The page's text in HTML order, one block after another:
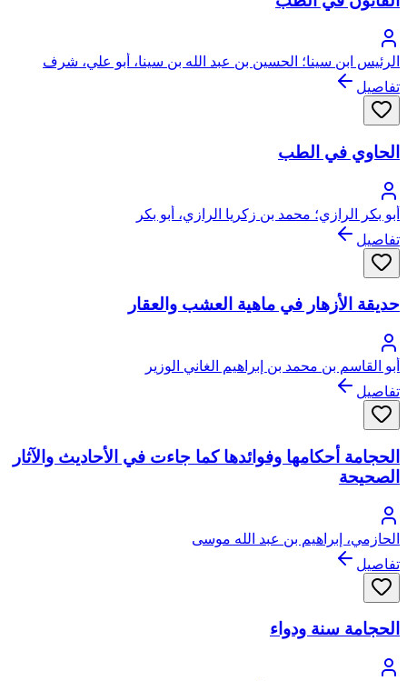
الرئيس ابن سينا؛ الحسين بن عبد الله بن سينا، أبو علي، شرف
الملك
تفاصيل
الحاوي في الطب
أبو بكر الرازي؛ محمد بن زكريا الرازي، أبو بكر
تفاصيل
حديقة الأزهار في ماهية العشب والعقار
أبو القاسم بن محمد بن إبراهيم الغاني الوزير
تفاصيل
الحجامة أحكامها وفوائدها كما جاءت في الأحاديث والآثار
الصحيحة
الحازمي، إبراهيم بن عبد الله موسى
تفاصيل
الحجامة سنة ودواء